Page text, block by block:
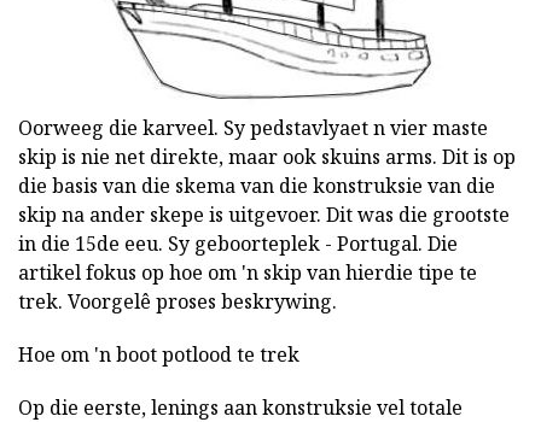
Oorweeg die karveel. Sy pedstavlyaet n vier maste
skip is nie net direkte, maar ook skuins arms. Dit is op
die basis van die skema van die konstruksie van die
skip na ander skepe is uitgevoer. Dit was die grootste
in die 15de eeu. Sy geboorteplek - Portugal. Die
artikel fokus op hoe om 'n skip van hierdie tipe te
trek. Voorgelê proses beskrywing.
Hoe om 'n boot potlood te trek
Op die eerste, lenings aan konstruksie vel totale